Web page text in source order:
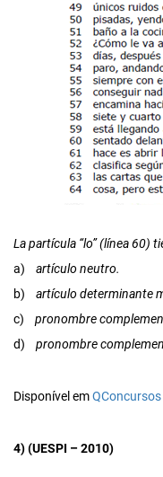
La partícula “lo” (línea 60)
a) artículo neutro.
b) artículo determinante
c)
pronombre
d) pronombre
Disponível emQConcursos
4) (UESPI – 2010)